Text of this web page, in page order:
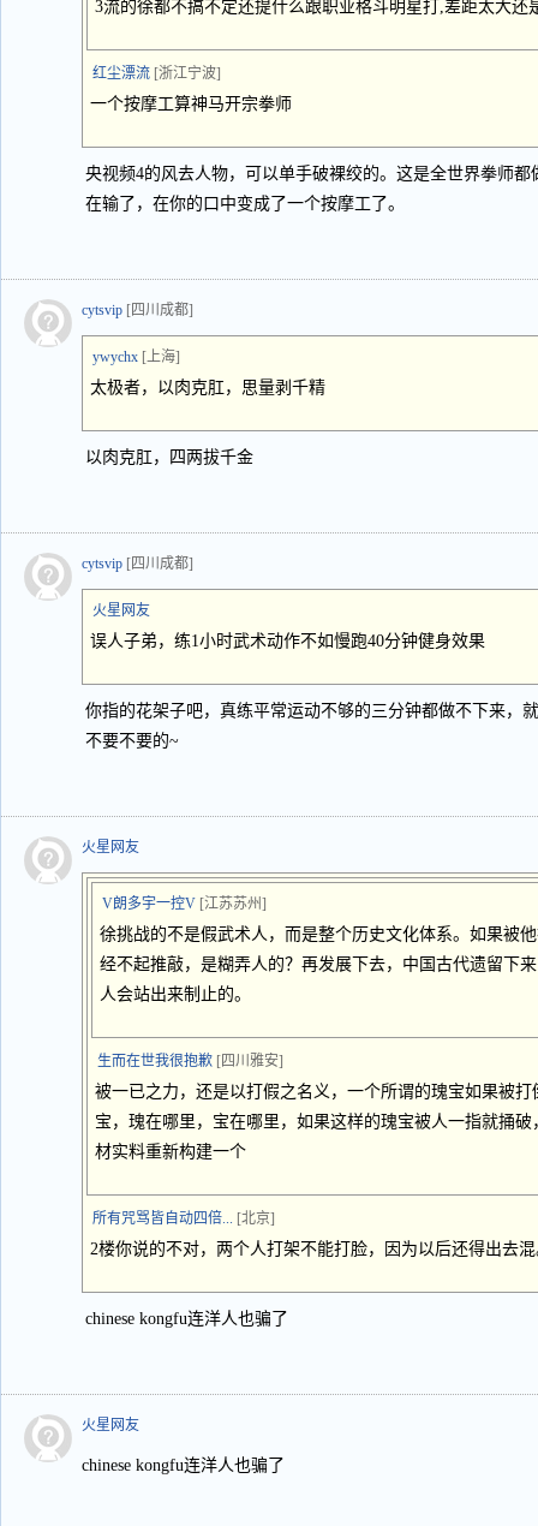
3流的徐都不搞不定还提什么跟职业格斗明星打,差距太大还
红尘漂流 [浙江宁波]
一个按摩工算神马开宗拳师
央视频4的风去人物，可以单手破裸绞的。这是全世界拳师
在输了，在你的口中变成了一个按摩工了。
cytsvip [四川成都]
ywychx [上海]
太极者，以肉克肛，思量剥千精
以肉克肛，四两拔千金
cytsvip [四川成都]
火星网友
误人子弟，练1小时武术动作不如慢跑40分钟健身效果
你指的花架子吧，真练平常运动不够的三分钟都做不下来，
不要不要的~
火星网友
V朗多宇一控V [江苏苏州]
徐挑战的不是假武术人，而是整个历史文化体系。如果被
经不起推敲，是糊弄人的？再发展下去，中国古代遗留下
人会站出来制止的。
生而在世我很抱歉 [四川雅安]
被一已之力，还是以打假之名义，一个所谓的瑰宝如果被
宝，瑰在哪里，宝在哪里，如果这样的瑰宝被人一指就捅
材实料重新构建一个
所有咒骂皆自动四倍... [北京]
2楼你说的不对，两个人打架不能打脸，因为以后还得出去
chinese kongfu连洋人也骗了
火星网友
chinese kongfu连洋人也骗了